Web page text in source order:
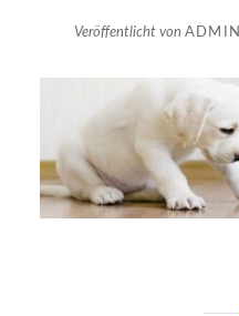
Veröffentlicht von ADMIN